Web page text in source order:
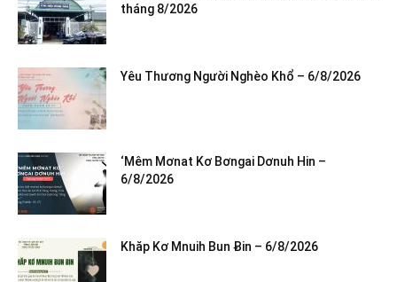
tháng 8/2026
Yêu Thương Người Nghèo Khổ – 6/8/2026
‘Mêm Mơnat Kơ Bơngai Dơnuh Hin –
6/8/2026
Khăp Kơ Mnuih Bun Ƀin – 6/8/2026